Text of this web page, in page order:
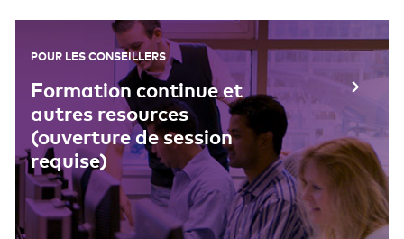
POUR LES CONSEILLERS
Formation continue et
autres resources
(ouverture de session
requise)